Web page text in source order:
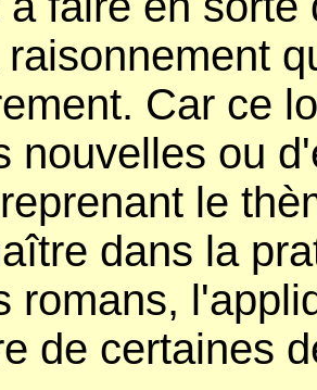
Car ce
nouvelles ou
le
dans la
romans,
de certaines